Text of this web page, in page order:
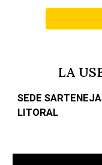
LA
SEDE
LITORAL